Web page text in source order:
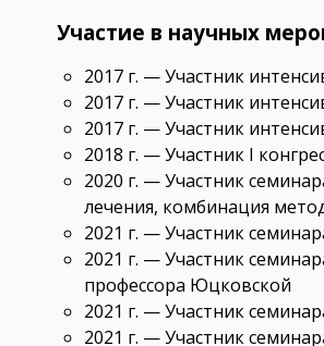
Участие в научных
2017 г. — Участник
2017 г. — Участник
2017 г. — Участник
2018 г. — Участник I
2020 г. — Участник
лечения, комбинация
2021 г. — Участник
2021 г. — Участник
профессора Юцковской
2021 г. — Участник
2021 г. — Участник